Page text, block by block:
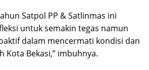
Satpol PP & Satlinmas ini
untuk semakin tegas namun
dalam mencermati kondisi dan
Kota Bekasi,” imbuhnya.